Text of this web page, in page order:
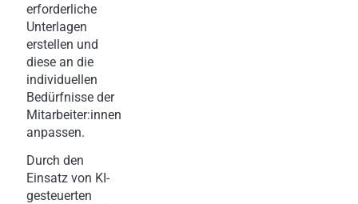
erforderliche
Unterlagen
erstellen und
diese an die
individuellen
Bedürfnisse der
Mitarbeiter:innen
anpassen.
Durch den
Einsatz von KI-
gesteuerten